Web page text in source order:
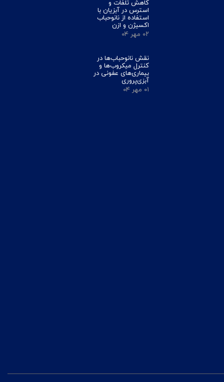
کاهش تلفات و
استرس در آبزیان با
استفاده از نانوحباب
اکسیژن و ازن
۰۲ مهر ۰۴
نقش نانوحباب‌ها در
کنترل میکروب‌ها و
بیماری‌های عفونی در
آبزی‌پروری
۰۱ مهر ۰۴